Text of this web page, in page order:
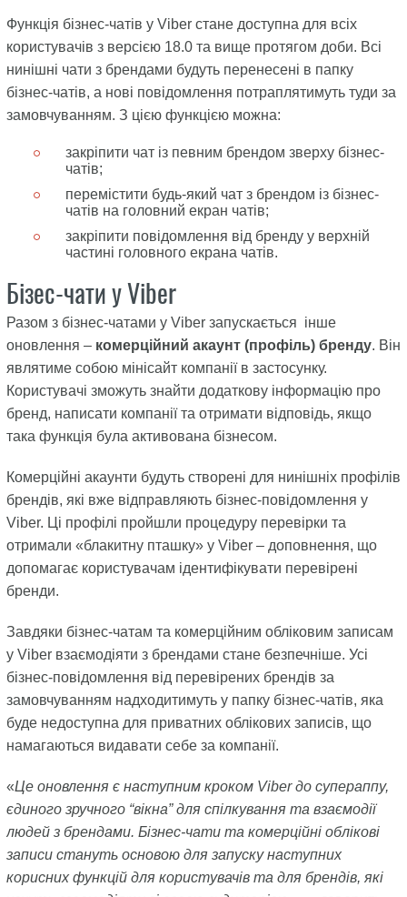
Функція бізнес-чатів у Viber стане доступна для всіх
користувачів з версією 18.0 та вище протягом доби. Всі
нинішні чати з брендами будуть перенесені в папку
бізнес-чатів, а нові повідомлення потраплятимуть туди за
замовчуванням. З цією функцією можна:
закріпити чат із певним брендом зверху бізнес-
чатів;
перемістити будь-який чат з брендом із бізнес-
чатів на головний екран чатів;
закріпити повідомлення від бренду у верхній
частині головного екрана чатів.
Бізес-чати у Viber
Разом з бізнес-чатами у Viber запускається інше
оновлення – комерційний акаунт (профіль) бренду. Він
являтиме собою мінісайт компанії в застосунку.
Користувачі зможуть знайти додаткову інформацію про
бренд, написати компанії та отримати відповідь, якщо
така функція була активована бізнесом.
Комерційні акаунти будуть створені для нинішніх профілів
брендів, які вже відправляють бізнес-повідомлення у
Viber. Ці профілі пройшли процедуру перевірки та
отримали «блакитну пташку» у Viber – доповнення, що
допомагає користувачам ідентифікувати перевірені
бренди.
Завдяки бізнес-чатам та комерційним обліковим записам
у Viber взаємодіяти з брендами стане безпечніше. Усі
бізнес-повідомлення від перевірених брендів за
замовчуванням надходитимуть у папку бізнес-чатів, яка
буде недоступна для приватних облікових записів, що
намагаються видавати себе за компанії.
«Це оновлення є наступним кроком Viber до супераппу,
єдиного зручного “вікна” для спілкування та взаємодії
людей з брендами. Бізнес-чати та комерційні облікові
записи стануть основою для запуску наступних
корисних функцій для користувачів та для брендів, які